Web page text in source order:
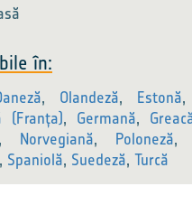
în:
, Olandeză, Estonă,
(Franța), Germană,
, Norvegiană, Poloneză,
, Spaniolă, Suedeză,Turcă